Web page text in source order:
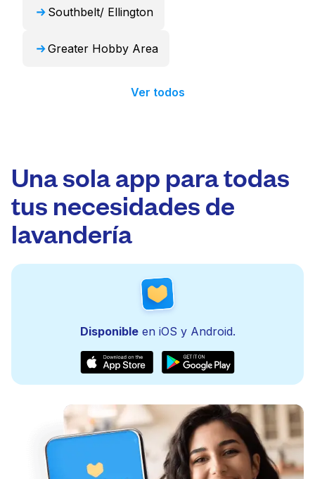
Southbelt/ Ellington
Greater Hobby Area
Ver todos
Una sola app para todas
tus necesidades de
lavandería
Disponibleen iOS y Android.